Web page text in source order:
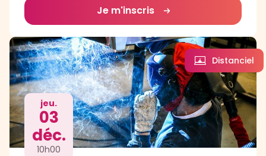
Je m'inscris
jeu.
03
déc.
10h00
Distanciel